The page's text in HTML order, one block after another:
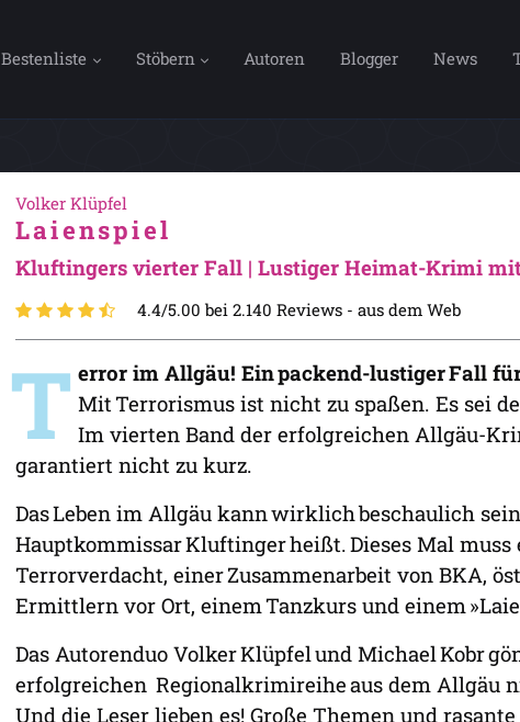
Bestenliste Stöbern Autoren Blogger News
Volker Klüpfel
Laienspiel
Kluftingers vierter Fall | Lustiger Heimat-Krimi
4.4/5.00 bei 2.140 Reviews - aus dem Web
T error im Allgäu! Ein packend-lustiger Fall
Mit Terrorismus ist nicht zu spaßen. Es sei
Im vierten Band der erfolgreichen Allgäu-
garantiert nicht zu kurz.
Das Leben im Allgäu kann wirklich beschaulich
Hauptkommissar Kluftinger heißt. Dieses Mal
Terrorverdacht, einer Zusammenarbeit von BKA,
Ermittlern vor Ort, einem Tanzkurs und einem
Das Autorenduo Volker Klüpfel und Michael Kobr
erfolgreichen Regionalkrimireihe aus dem Allgäu
Und die Leser lieben es! Große Themen und